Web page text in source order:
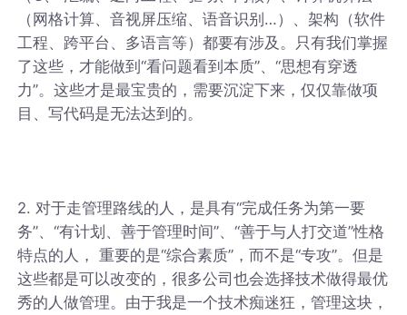
（网格计算、音视屏压缩、语音识别…）、架构（软件
工程、跨平台、多语言等）都要有涉及。只有我们掌握
了这些，才能做到“看问题看到本质”、“思想有穿透
力”。这些才是最宝贵的，需要沉淀下来，仅仅靠做项
目、写代码是无法达到的。
2. 对于走管理路线的人，是具有“完成任务为第一要
务”、“有计划、善于管理时间”、“善于与人打交道”性格
特点的人， 重要的是“综合素质”，而不是“专攻”。但是
这些都是可以改变的，很多公司也会选择技术做得最优
秀的人做管理。由于我是一个技术痴迷狂，管理这块，